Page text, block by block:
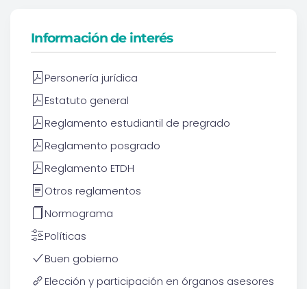
Información de interés
Personería jurídica
Estatuto general
Reglamento estudiantil de pregrado
Reglamento posgrado
Reglamento ETDH
Otros reglamentos
Normograma
Políticas
Buen gobierno
Elección y participación en órganos asesores